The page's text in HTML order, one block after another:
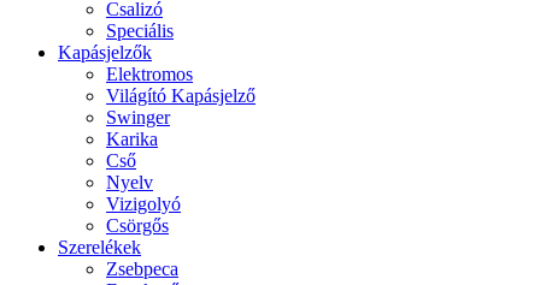
Csalizó
Speciális
Kapásjelzők
Elektromos
Világító Kapásjelző
Swinger
Karika
Cső
Nyelv
Vizigolyó
Csörgős
Szerelékek
Zsebpeca